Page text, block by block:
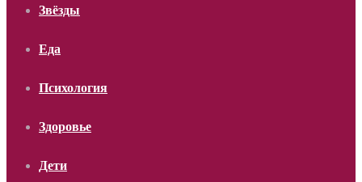
Звёзды
Еда
Психология
Здоровье
Дети